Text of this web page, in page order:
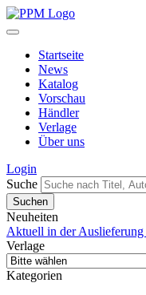
Startseite
News
Katalog
Vorschau
Händler
Verlage
Über uns
Login
Suche
Neuheiten
Aktuell in der Auslieferung
Verlage
Kategorien